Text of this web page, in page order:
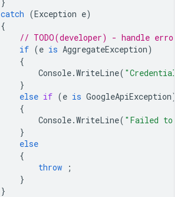
catch (Exception e)
{
// TODO(developer) - handle error
if (e is AggregateException)
{
Console.WriteLine( "Credential
}
else if (e is GoogleApiException)
{
Console.WriteLine( "Failed to
}
else
{
throw
;
}
}